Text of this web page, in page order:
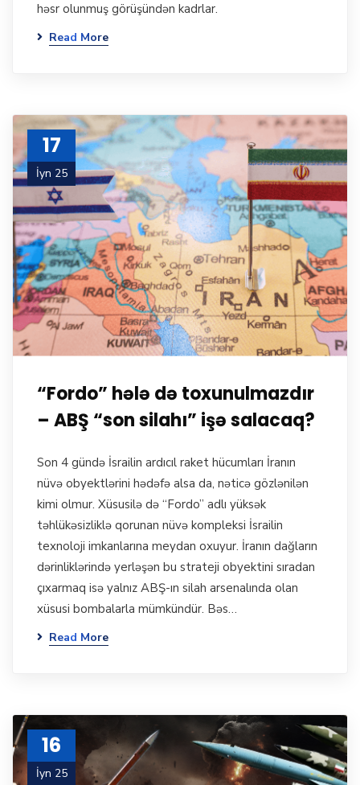
həsr olunmuş görüşündən kadrlar.
Read More
17
İyn 25
“Fordo” hələ də toxunulmazdır
– ABŞ “son silahı” işə salacaq?
Son 4 gündə İsrailin ardıcıl raket hücumları İranın
nüvə obyektlərini hədəfə alsa da, nəticə gözlənilən
kimi olmur. Xüsusilə də “Fordo” adlı yüksək
təhlükəsizliklə qorunan nüvə kompleksi İsrailin
texnoloji imkanlarına meydan oxuyur. İranın dağların
dərinliklərində yerləşən bu strateji obyektini sıradan
çıxarmaq isə yalnız ABŞ-ın silah arsenalında olan
xüsusi bombalarla mümkündür. Bəs…
Read More
16
İyn 25